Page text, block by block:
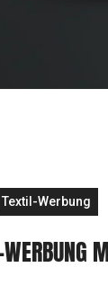
Textil-Werbung